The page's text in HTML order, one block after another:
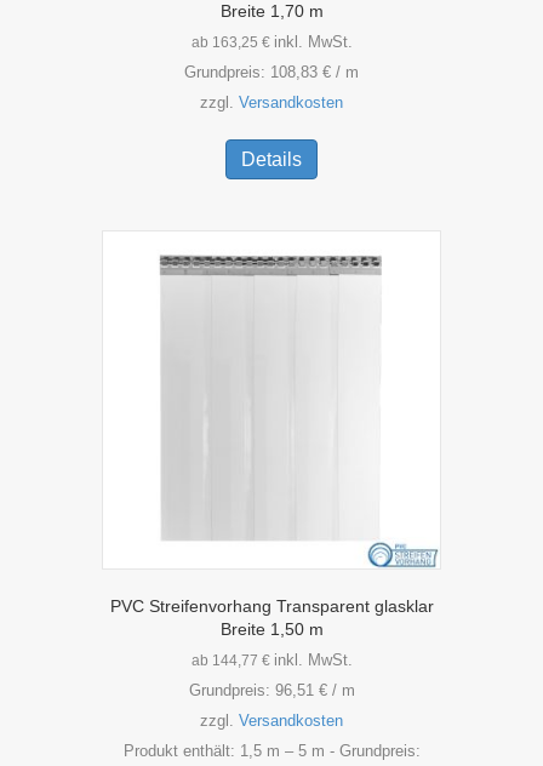
Breite 1,70 m
ab 163,25 € inkl. MwSt.
Grundpreis: 108,83 € / m
zzgl. Versandkosten
Details
weist
Varianten
auf.
Die
PVC Streifenvorhang Transparent glasklar
Breite 1,50 m
ab 144,77 € inkl. MwSt.
Grundpreis: 96,51 €/ m
zzgl. Versandkosten
Produkt enthält: 1,5 m – 5 m - Grundpreis: